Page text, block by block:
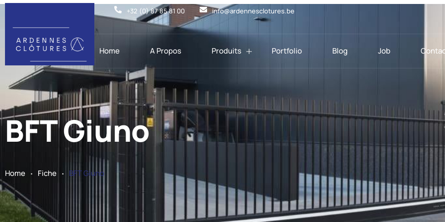
+32 (0) 87 85 81 00 info@ardennesclotures.be
Home A Propos Produits Portfolio Blog Job
BFT Giuno
Home . Fiche . BFT Giuno